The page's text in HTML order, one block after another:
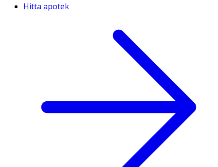
Hitta apotek